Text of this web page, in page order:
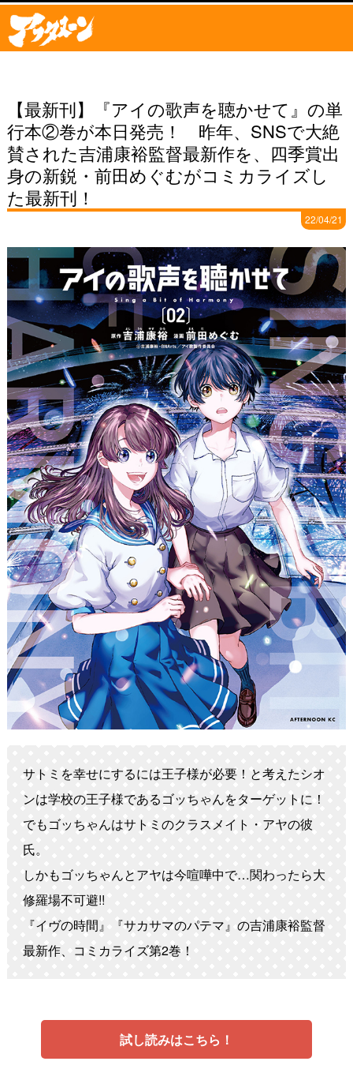
【最新刊】『アイの歌声を聴かせて』の単
行本②巻が本日発売！ 昨年、SNSで大絶
賛された吉浦康裕監督最新作を、四季賞出
身の新鋭・前田めぐむがコミカライズし
た最新刊！
22/04/21
サトミを幸せにするには王子様が必要！と考えたシオ
ンは学校の王子様であるゴッちゃんをターゲットに！
でもゴッちゃんはサトミのクラスメイト・アヤの彼
氏。
しかもゴッちゃんとアヤは今喧嘩中で…関わったら大
修羅場不可避!!
『イヴの時間』『サカサマのパテマ』の吉浦康裕監督
最新作、コミカライズ第2巻！
試し読みはこちら！